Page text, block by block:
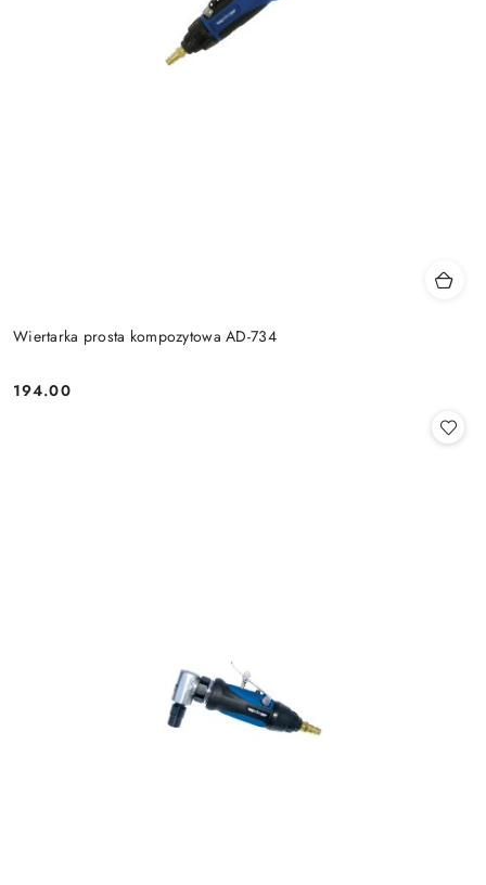
Wiertarka prosta kompozytowa AD-734
Cena:
194.00